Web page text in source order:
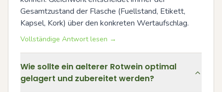
Gesamtzustand der Flasche (Fuellstand, Etikett,
Kapsel, Kork) über den konkreten Wertaufschlag.
Vollständige Antwort lesen →
Wie sollte ein aelterer Rotwein optimal
gelagert und zubereitet werden?